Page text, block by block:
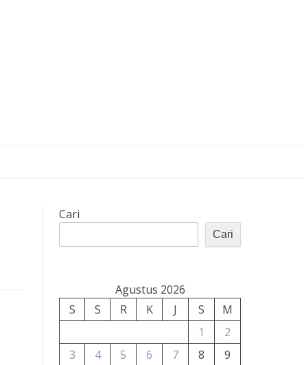
Cari
Cari
Agustus 2026
S
S R K J S
M
1
2
3
4 5 6 7 8
9